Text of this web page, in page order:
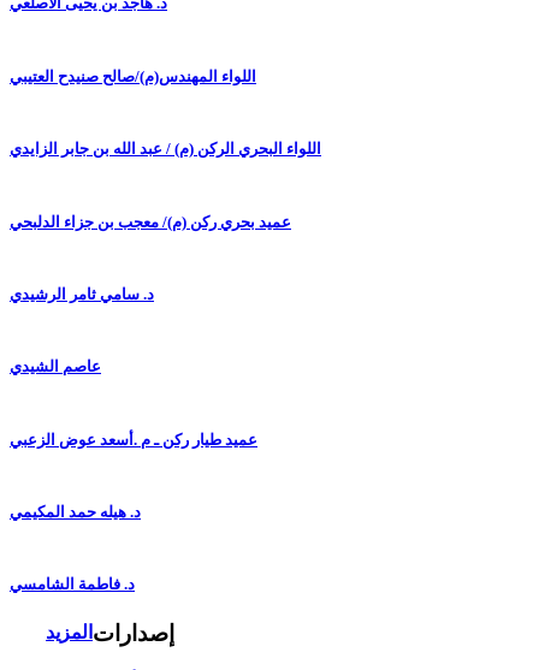
اللواء المهندس(م)/صالح صنيدح العتيبي
اللواء البحري الركن (م) / عبد الله بن جابر الزايدي
عميد بحري ركن (م)/ معجب بن جزاء الدلبحي
د. سامي ثامر الرشيدي
عاصم الشيدي
عميد طيار ركن ـ م .أسعد عوض الزعبي
د. هيله حمد المكيمي
د. فاطمة الشامسي
المزيد إصدارات